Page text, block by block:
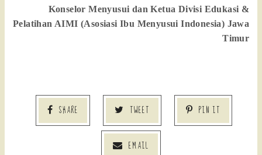
Konselor Menyusui dan Ketua Divisi Edukasi &
Pelatihan AIMI (Asosiasi Ibu Menyusui Indonesia) Jawa
Timur
SHARE TWEET PIN IT
EMAIL